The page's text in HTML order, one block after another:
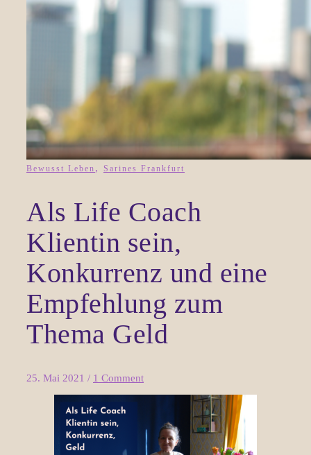
Bewusst Leben , Sarines Frankfurt
Als Life Coach
Klientin sein,
Konkurrenz und eine
Empfehlung zum
Thema Geld
25. Mai 2021 / 1 Comment